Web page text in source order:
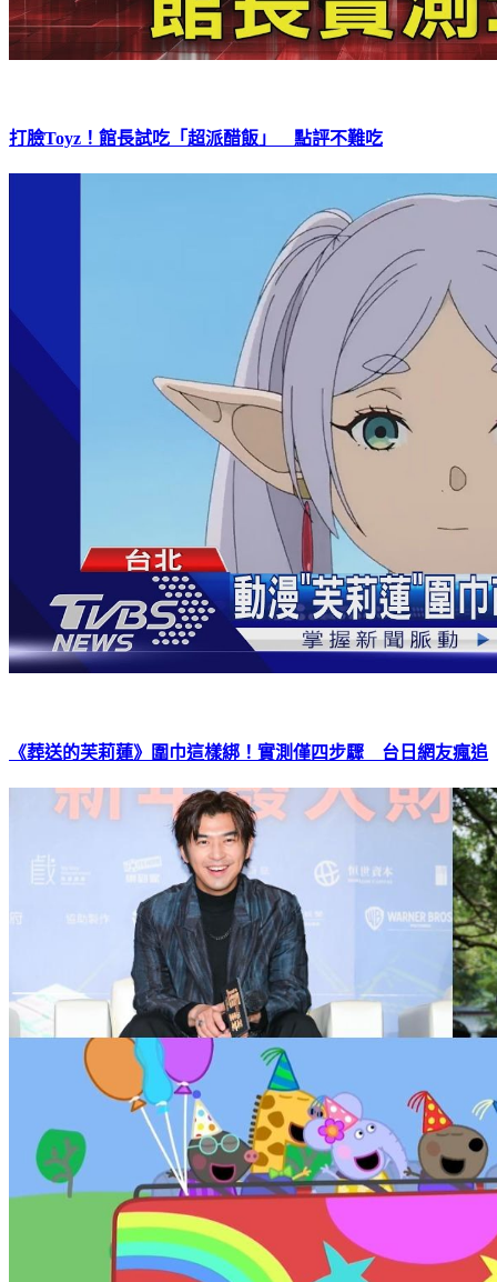
打臉Toyz！館長試吃「超派醋飯」 點評不難吃
《葬送的芙莉蓮》圍巾這樣綁！實測僅四步驟 台日網友瘋追